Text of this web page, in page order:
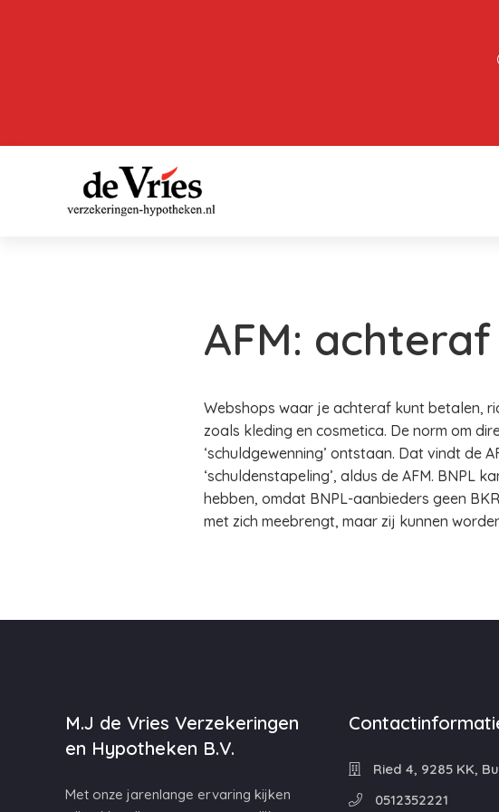
AFM:
Webshops waar je achteraf kunt betalen,
zoals kleding en cosmetica. De norm om
‘schuldgewenning’ ontstaan. Dat vindt de
‘schuldenstapeling’, aldus de AFM. BNPL
hebben, omdat BNPL-aanbieders geen
met zich meebrengt, maar zij kunnen
M.J de Vries Verzekeringen
en Hypotheken B.V.
Met onze jarenlange ervaring kijken
Ried 4, 9285 KK,
0512352221